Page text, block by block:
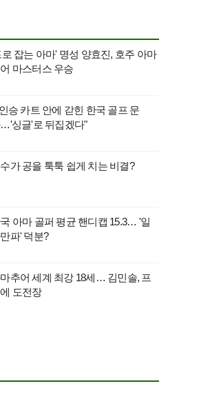
잡는 아마' 명성 양효진, 호주 아마
마스터스 우승
승 카트 안에 갇힌 한국 골프 문
싱글'로 뒤집겠다"
가 공을 툭툭 쉽게 치는 비결?
아마 골퍼 평균 핸디캡 15.3… '일
파' 덕분?
추어 세계 최강 18세… 김민솔, 프
도전장